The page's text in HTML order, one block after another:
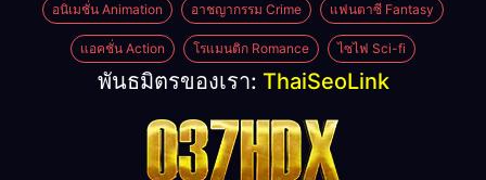
อนิเมชั่น Animation อาชญากรรม Crime แฟนตาซี Fantasy
แอคชั่น Action โรแมนติก Romance ไซไฟ Sci-fi
พันธมิตรของเรา: ThaiSeoLink